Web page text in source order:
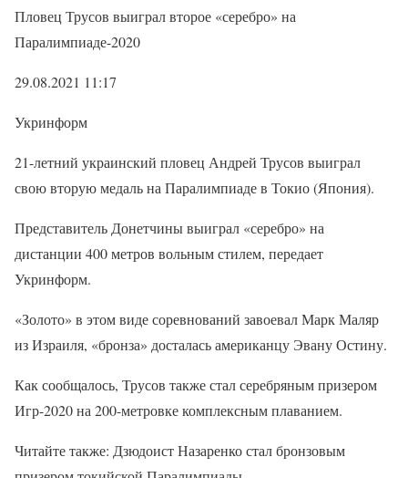
Пловец Трусов выиграл второе «серебро» на
Паралимпиаде-2020
29.08.2021 11:17
Укринформ
21-летний украинский пловец Андрей Трусов выиграл
свою вторую медаль на Паралимпиаде в Токио (Япония).
Представитель Донетчины выиграл «серебро» на
дистанции 400 метров вольным стилем, передает
Укринформ.
«Золото» в этом виде соревнований завоевал Марк Маляр
из Израиля, «бронза» досталась американцу Эвану Остину.
Как сообщалось, Трусов также стал серебряным призером
Игр-2020 на 200-метровке комплексным плаванием.
Читайте также: Дзюдоист Назаренко стал бронзовым